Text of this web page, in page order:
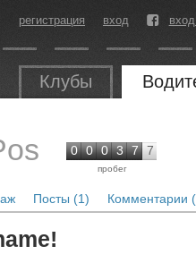
регистрация вход
Клубы
0 0 0 3 7 7
пробег
Посты (1) Комментарии